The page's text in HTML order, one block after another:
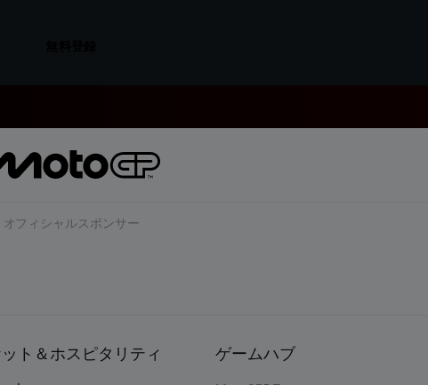
オフィシャルスポンサー
ト＆ホスピタリティ ゲームハブ